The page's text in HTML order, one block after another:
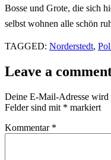
Bosse und Grote, die sich
selbst wohnen alle schön
TAGGED: Norderstedt,
Leave a
Deine E-Mail-Adresse
Felder sind mit * markiert
Kommentar *